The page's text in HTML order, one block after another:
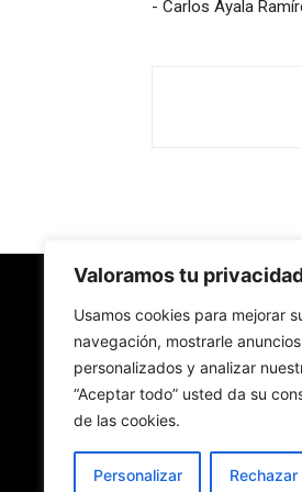
Valoramos tu
Usamos cookies para mejorar
navegación, mostrarle
personalizados y analizar
“Aceptar todo” usted da su
de las cookies.
Personalizar
- Carlos Ayala
Redes
Una mirada
- Colectivos de